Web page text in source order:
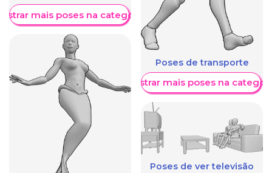
mais poses na categoria
Poses de transporte
Mostrar mais poses na
Poses de ver televisão